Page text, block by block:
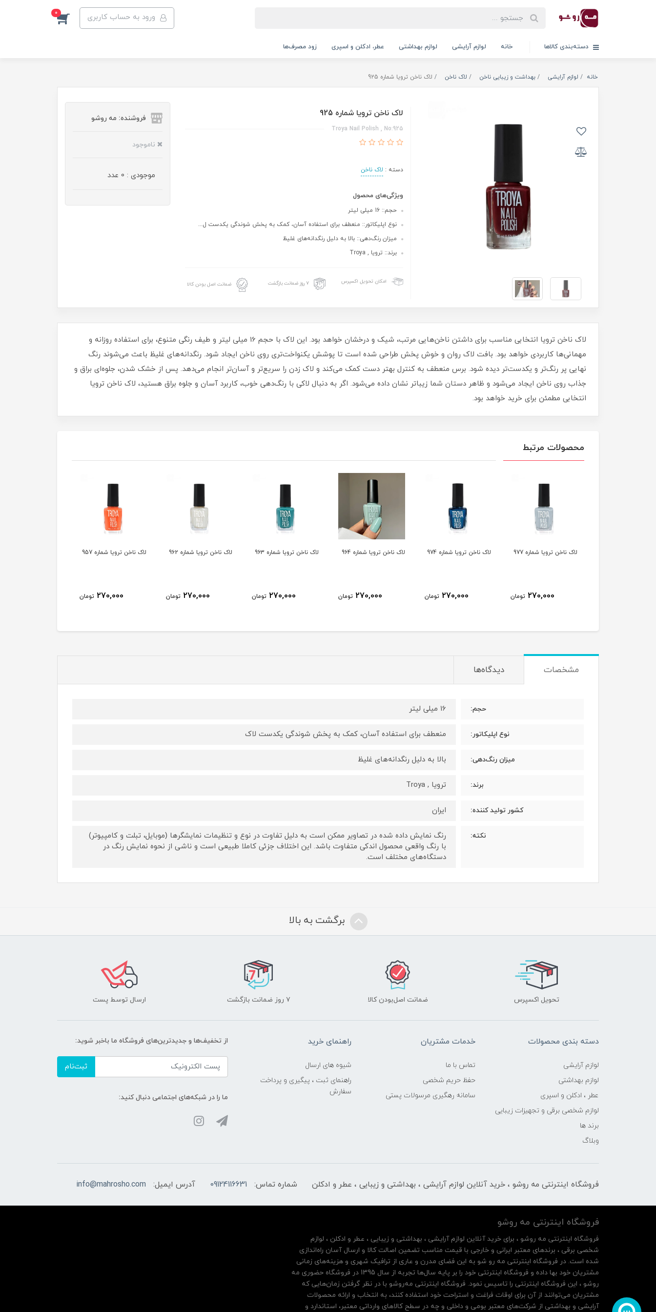
ورود به حساب کاربری 0
دسته‌بندی کالاها خانه لوازم آرایشی لوازم بهداشتی عطر، ادکلن و اسپری زود مصرف‌ها
خانه لوازم آرایشی بهداشت و زیبایی ناخن لاک ناخن لاک ناخن ترویا شماره 925
لاک ناخن ترویا شماره 925
Troya Nail Polish , No:925
دسته : لاک ناخن
ویژگی‌های محصول
حجم:: 16 میلی لیتر
نوع اپلیکاتور:: منعطف برای استفاده آسان، کمک به پخش شوندگی یکدست ل...
میزان رنگ‌دهی:: بالا به دلیل رنگدانه‌های غلیظ
برند:: ترویا , Troya
امکان تحویل اکسپرس ۷ روز ضمانت بازگشت ضمانت اصل بودن کالا
فروشنده: مه رو‌شو
ناموجود
موجودی : 0 عدد
لاک ناخن ترویا انتخابی مناسب برای داشتن ناخن‌هایی مرتب، شیک و درخشان خواهد بود. این لاک با حجم 16 میلی‌ لیتر و طیف رنگی متنوع، برای استفاده روزانه و
مهمانی‌ها کاربردی خواهد بود. بافت لاک روان و خوش‌ پخش طراحی شده است تا پوشش یکنواخت‌تری روی ناخن ایجاد شود. رنگدانه‌های غلیظ باعث می‌شوند رنگ
نهایی پر رنگ‌تر و یکدست‌تر دیده شود. برس منعطف به کنترل بهتر دست کمک می‌کند و لاک زدن را سریع‌تر و آسان‌تر انجام می‌دهد. پس از خشک شدن، جلوه‌ای براق و
جذاب روی ناخن ایجاد می‌شود و ظاهر دستان شما زیباتر نشان داده می‌شود. اگر به دنبال لاکی با رنگ‌دهی خوب، کاربرد آسان و جلوه براق هستید، لاک ناخن ترویا
انتخابی مطمئن برای خرید خواهد بود.
محصولات مرتبط
لاک ناخن ترویا شماره 977
270,000 تومان
لاک ناخن ترویا شماره 974
270,000 تومان
لاک ناخن ترویا شماره 964
270,000 تومان
لاک ناخن ترویا شماره 963
270,000 تومان
لاک ناخن ترویا شماره 962
270,000 تومان
لاک ناخن ترویا شماره 957
270,000 تومان
مشخصات دیدگاه‌ها
حجم: 16 میلی لیتر
نوع اپلیکاتور: منعطف برای استفاده آسان، کمک به پخش شوندگی یکدست لاک
میزان رنگ‌دهی: بالا به دلیل رنگدانه‌های غلیظ
برند: ترویا , Troya
کشور تولید کننده: ایران
نکته:
رنگ نمایش داده‌ شده در تصاویر ممکن است به دلیل تفاوت در نوع و تنظیمات نمایشگرها (موبایل، تبلت و کامپیوتر)
با رنگ واقعی محصول اندکی متفاوت باشد. این اختلاف جزئی کاملا طبیعی است و ناشی از نحوه نمایش رنگ در
دستگاه‌های مختلف است.
برگشت به بالا
تحویل اکسپرس ضمانت اصل‌بودن کالا ۷ روز ضمانت بازگشت ارسال توسط پست
دسته بندی محصولات
لوازم آرایشی
لوازم بهداشتی
عطر ، ادکلن و اسپری
لوازم شخصی برقی و تجهیزات زیبایی
برند ها
وبلاگ
خدمات مشتریان
تماس با ما
حفظ حریم شخصی
سامانه رهگیری مرسولات پستی
راهنمای خرید
شیوه های ارسال
راهنمای ثبت ، پیگیری و پرداخت
سفارش
از تخفیف‌ها و جدیدترین‌های فروشگاه ما باخبر شوید:
ثبت‌نام
ما را در شبکه‌های اجتماعی دنبال کنید:
فروشگاه اینترنتی مه‌ رو‌شو ، خرید آنلاین لوازم آرایشی ، بهداشتی و زیبایی ، عطر و ادکلن شماره تماس: 09124116631 آدرس ایمیل: info@mahrosho.com
فروشگاه اینترنتی مه‌ رو‌شو
فروشگاه اینترنتی مه‌ رو‌شو ، برای خرید آنلاین لوازم آرایشی ، بهداشتی و زیبایی ، عطر و ادکلن ، لوازم
شخصی برقی ، برندهای معتبر ایرانی و خارجی با قیمت مناسب تضمین اصالت کالا و ارسال آسان راه‌اندازی
شده است. در فروشگاه اینترنتی مه رو شو به این فضای مدرن و عاری از ترافیک شهری و هزینه‌های زمانی
مشتریان خود بها داده و فروشگاه اینترنتی خود را بر پایه سال‌ها تجربه از سال 1395 در فروشگاه حضوری مه
روشو ، این فروشگاه اینترنتی را تاسیس نمود. فروشگاه اینترنتی مه‌رو‌شو با در نظر گرفتن زمان‌هایی که
مشتریان می‌توانند از آن‌ برای اوقات فراغت و استراحت خود استفاده کنند، به انتخاب و ارائه محصولات
آرایشی و بهداشتی از شرکت‌های معتبر بومی و داخلی و چه در سطح کالاهای وارداتی معتبر، استاندارد و